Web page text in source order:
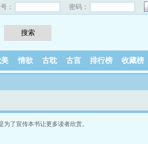
： 密码：
情欲 古耽 古言 排行榜 收藏榜
了宣传本书让更多读者欣赏。